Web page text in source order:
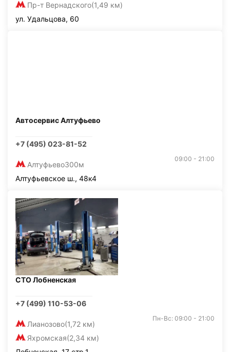
Пр-т Вернадского(1,49 км)
ул. Удальцова, 60
Автосервис Алтуфьево
+7 (495) 023-81-52
Алтуфьево300м
09:00 - 21:00
Алтуфьевское ш., 48к4
СТО Лобненская
+7 (499) 110-53-06
Лианозово(1,72 км)
Яхромская(2,34 км)
Пн-Вс: 09:00 - 21:00